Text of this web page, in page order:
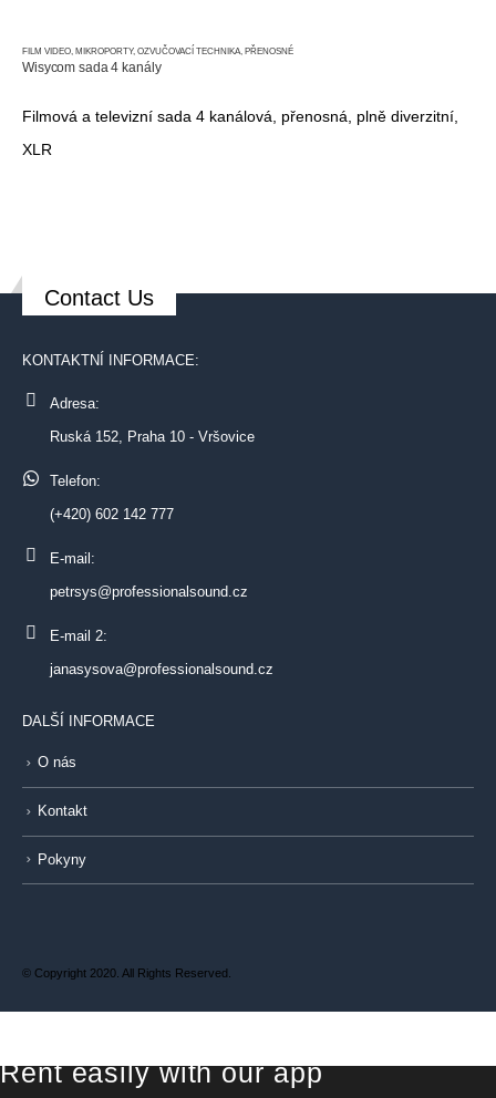
FILM VIDEO MIKROPORTY, OZVUČOVACÍ TECHNIKA PŘENOSNÉ
Wisycom sada 4 kanály
Filmová a televizní sada 4 kanálová, přenosná, plně diverzitní,
XLR
Contact Us
KONTAKTNÍ INFORMACE:
Adresa:
Ruská 152, Praha 10 - Vršovice
Telefon:
(+420) 602 142 777
E-mail:
petrsys@professionalsound.cz
E-mail 2:
janasysova@professionalsound.cz
DALŠÍ INFORMACE
O nás
Kontakt
Pokyny
© Copyright 2020. All Rights Reserved.
Rent easily with our app